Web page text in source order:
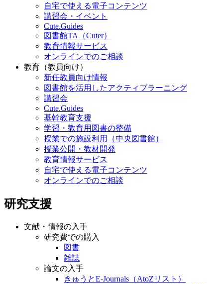
自宅で使える電子コンテンツ
講習会・イベント
Cute.Guides
図書館TA（Cuter）
教育情報サービス
オンラインでのご相談
教育（教員向け）
新任教員向け情報
図書館を活用したアクティブラーニング
講習会
Cute.Guides
基幹教育支援
学習・教育用図書の整備
授業での施設利用（中央図書館）
授業公開・教材開発
教育情報サービス
自宅で使える電子コンテンツ
オンラインでのご相談
研究支援
文献・情報の入手
研究費での購入
図書
雑誌
論文の入手
きゅうとE-Journals（AtoZリスト）